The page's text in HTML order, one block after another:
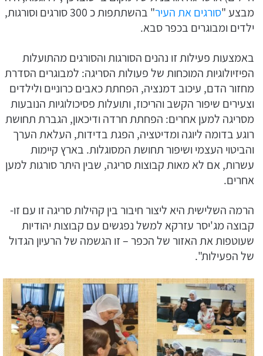
מבצע "סורגים את העיר
" בהשתתפות כ 300 סורגים וסורגות,
ילדים ומבוגרים בכפר סבא.
באמצעות פעילות זו נהנים הסורגות והסורגים מהתועלות
הפיזיולוגיות המוכחות של פעולות הסריגה: למבוגרים הסדרת
מחזור הדם, עיכוב דמנציה, הפחתת כאבים כרוניים ולילדים
וצעירים שיפור הקשב והריכוז, ותועלות פסיכולוגיות הנובעות
מסריגה למען אחרים: הפחתת חרדה ודיכאון, הגברת תחושת
רוגע בדומה ליוגה ומדיטציה, הפגת בדידות, העלאת הערך
והביטוי העצמי ושיפור תחושת המסוגלות. בארץ קיימות
עשרות, אם לא מאות קבוצות סריגה, שבין היתר סורגות למען
אחרים.
הרמה השלישית היא ליצור חיבור בין קהילות סריגה זו עם זו-
קבוצה מג'יסר עזרקא למשל נפגשים עם קבוצות יהודיות
שעוטפות את האזור של הכפר – זו הגשמה של הרעיון הגדול
של הפעילות".